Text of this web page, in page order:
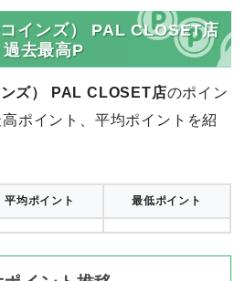
インズ） PAL CLOSET店
去最高P
ズ） PAL CLOSET店のポイン
ポイント、平均ポイントを紹
平均ポイント 最低ポイント